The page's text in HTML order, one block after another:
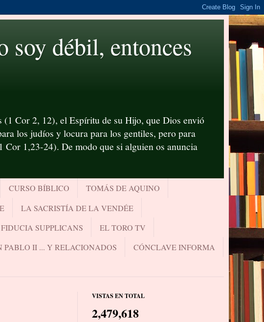
débil, entonces
Cor 2, 12), el Espíritu de su Hijo, que Dios envió
los judíos y locura para los gentiles, pero para
1,23-24). De modo que si alguien os anuncia
CURSO BÍBLICO
TOMÁS DE AQUINO
LA SACRISTÍA DE LA VENDÉE
FIDUCIA SUPPLICANS
EL TORO TV
PABLO II ... Y RELACIONADOS
CÓNCLAVE INFORMA
VISTAS EN TOTAL
2,479,618